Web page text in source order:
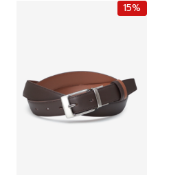
15%